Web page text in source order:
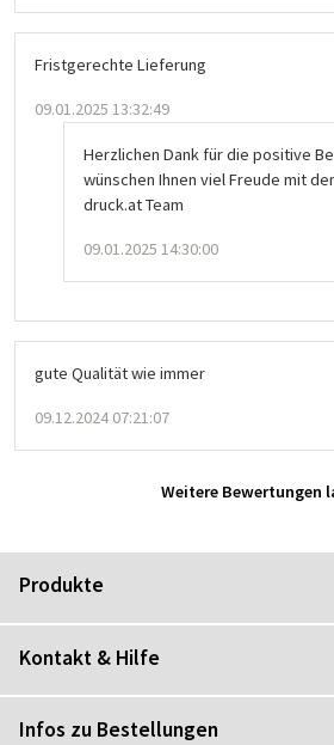
Fristgerechte Lieferung
09.01.2025 13:32:49
Herzlichen Dank für die positive
wünschen Ihnen viel Freude mit
druck.at Team
09.01.2025 14:30:00
gute Qualität wie immer
09.12.2024 07:21:07
Weitere Bewertungen
Produkte
Kontakt & Hilfe
Infos zu Bestellungen